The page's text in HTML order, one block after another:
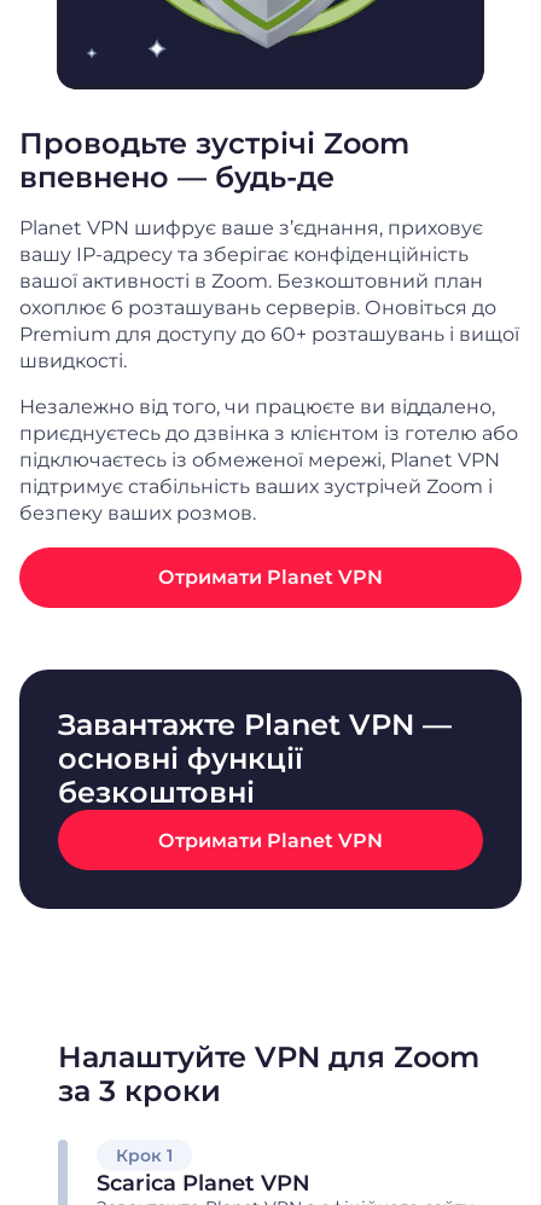
Проводьте зустрічі Zoom
впевнено — будь-де
Planet VPN шифрує ваше з’єднання, приховує
вашу IP-адресу та зберігає конфіденційність
вашої активності в Zoom. Безкоштовний план
охоплює 6 розташувань серверів. Оновіться до
Premium для доступу до 60+ розташувань і вищої
швидкості.
Незалежно від того, чи працюєте ви віддалено,
приєднуєтесь до дзвінка з клієнтом із готелю або
підключаєтесь із обмеженої мережі, Planet VPN
підтримує стабільність ваших зустрічей Zoom і
безпеку ваших розмов.
Отримати Planet VPN
Завантажте Planet VPN —
основні функції
безкоштовні
Отримати Planet VPN
Налаштуйте VPN для Zoom
за 3 кроки
Крок 1
Scarica Planet VPN